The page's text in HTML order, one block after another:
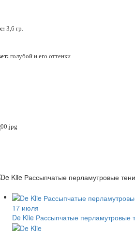
3,6 гр.
голубой и его оттенки
17 июля
De Klie Рассыпчатые перламутровые